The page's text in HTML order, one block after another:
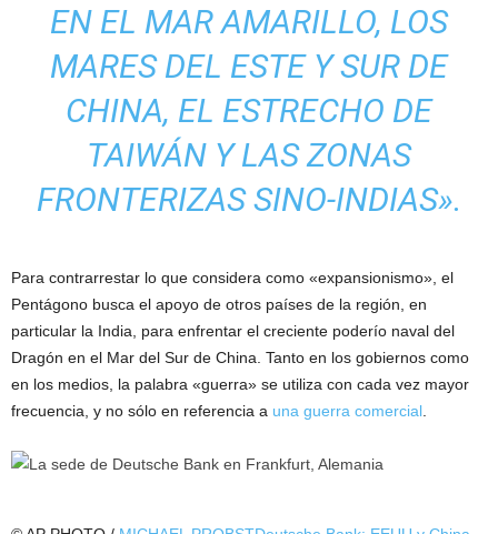
EN EL MAR AMARILLO, LOS
MARES DEL ESTE Y SUR DE
CHINA, EL ESTRECHO DE
TAIWÁN Y LAS ZONAS
FRONTERIZAS SINO-INDIAS».
Para contrarrestar lo que considera como «expansionismo», el
Pentágono busca el apoyo de otros países de la región, en
particular la India, para enfrentar el creciente poderío naval del
Dragón en el Mar del Sur de China. Tanto en los gobiernos como
en los medios, la palabra «guerra» se utiliza con cada vez mayor
frecuencia, y no sólo en referencia a una guerra comercial